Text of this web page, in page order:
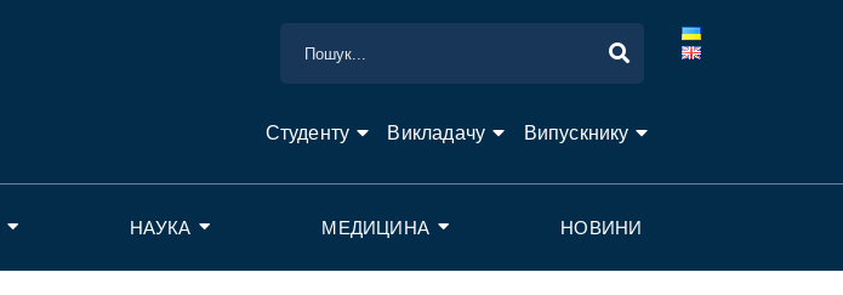
Студенту Викладачу Випускнику
НАУКА МЕДИЦИНА НОВИНИ